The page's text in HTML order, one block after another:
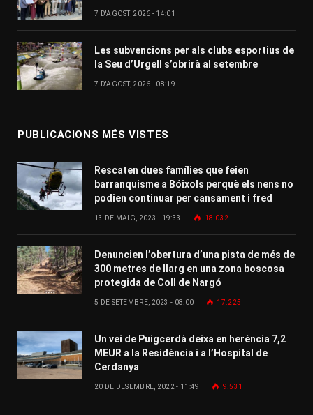
7 D'AGOST, 2026 - 14:01
Les subvencions per als clubs esportius de
la Seu d’Urgell s’obrirà al setembre
7 D'AGOST, 2026 - 08:19
PUBLICACIONS MÉS VISTES
Rescaten dues famílies que feien
barranquisme a Bóixols perquè els nens no
podien continuar per cansament i fred
13 DE MAIG, 2023 - 19:33 18.032
Denuncien l’obertura d’una pista de més de
300 metres de llarg en una zona boscosa
protegida de Coll de Nargó
5 DE SETEMBRE, 2023 - 08:00 17.225
Un veí de Puigcerdà deixa en herència 7,2
MEUR a la Residència i a l’Hospital de
Cerdanya
20 DE DESEMBRE, 2022 - 11:49 9.531